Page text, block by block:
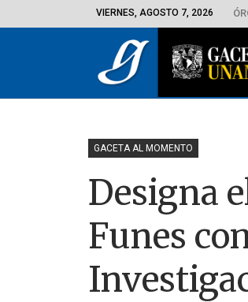
VIERNES, AGOSTO 7, 2026
GACETA AL MOMENTO
Designa
Funes